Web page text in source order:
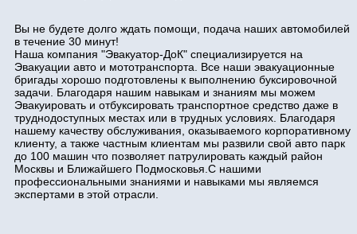
Вы не будете долго ждать помощи, подача наших автомобилей
в течение 30 минут!
Наша компания "Эвакуатор-ДоК" специализируется на
Эвакуации авто и мототранспорта. Все наши эвакуационные
бригады хорошо подготовлены к выполнению буксировочной
задачи. Благодаря нашим навыкам и знаниям мы можем
Эвакуировать и отбуксировать транспортное средство даже в
труднодоступных местах или в трудных условиях. Благодаря
нашему качеству обслуживания, оказываемого корпоративному
клиенту, а также частным клиентам мы развили свой авто парк
до 100 машин что позволяет патрулировать каждый район
Москвы и Ближайшего Подмосковья.С нашими
профессиональными знаниями и навыками мы являемся
экспертами в этой отрасли.